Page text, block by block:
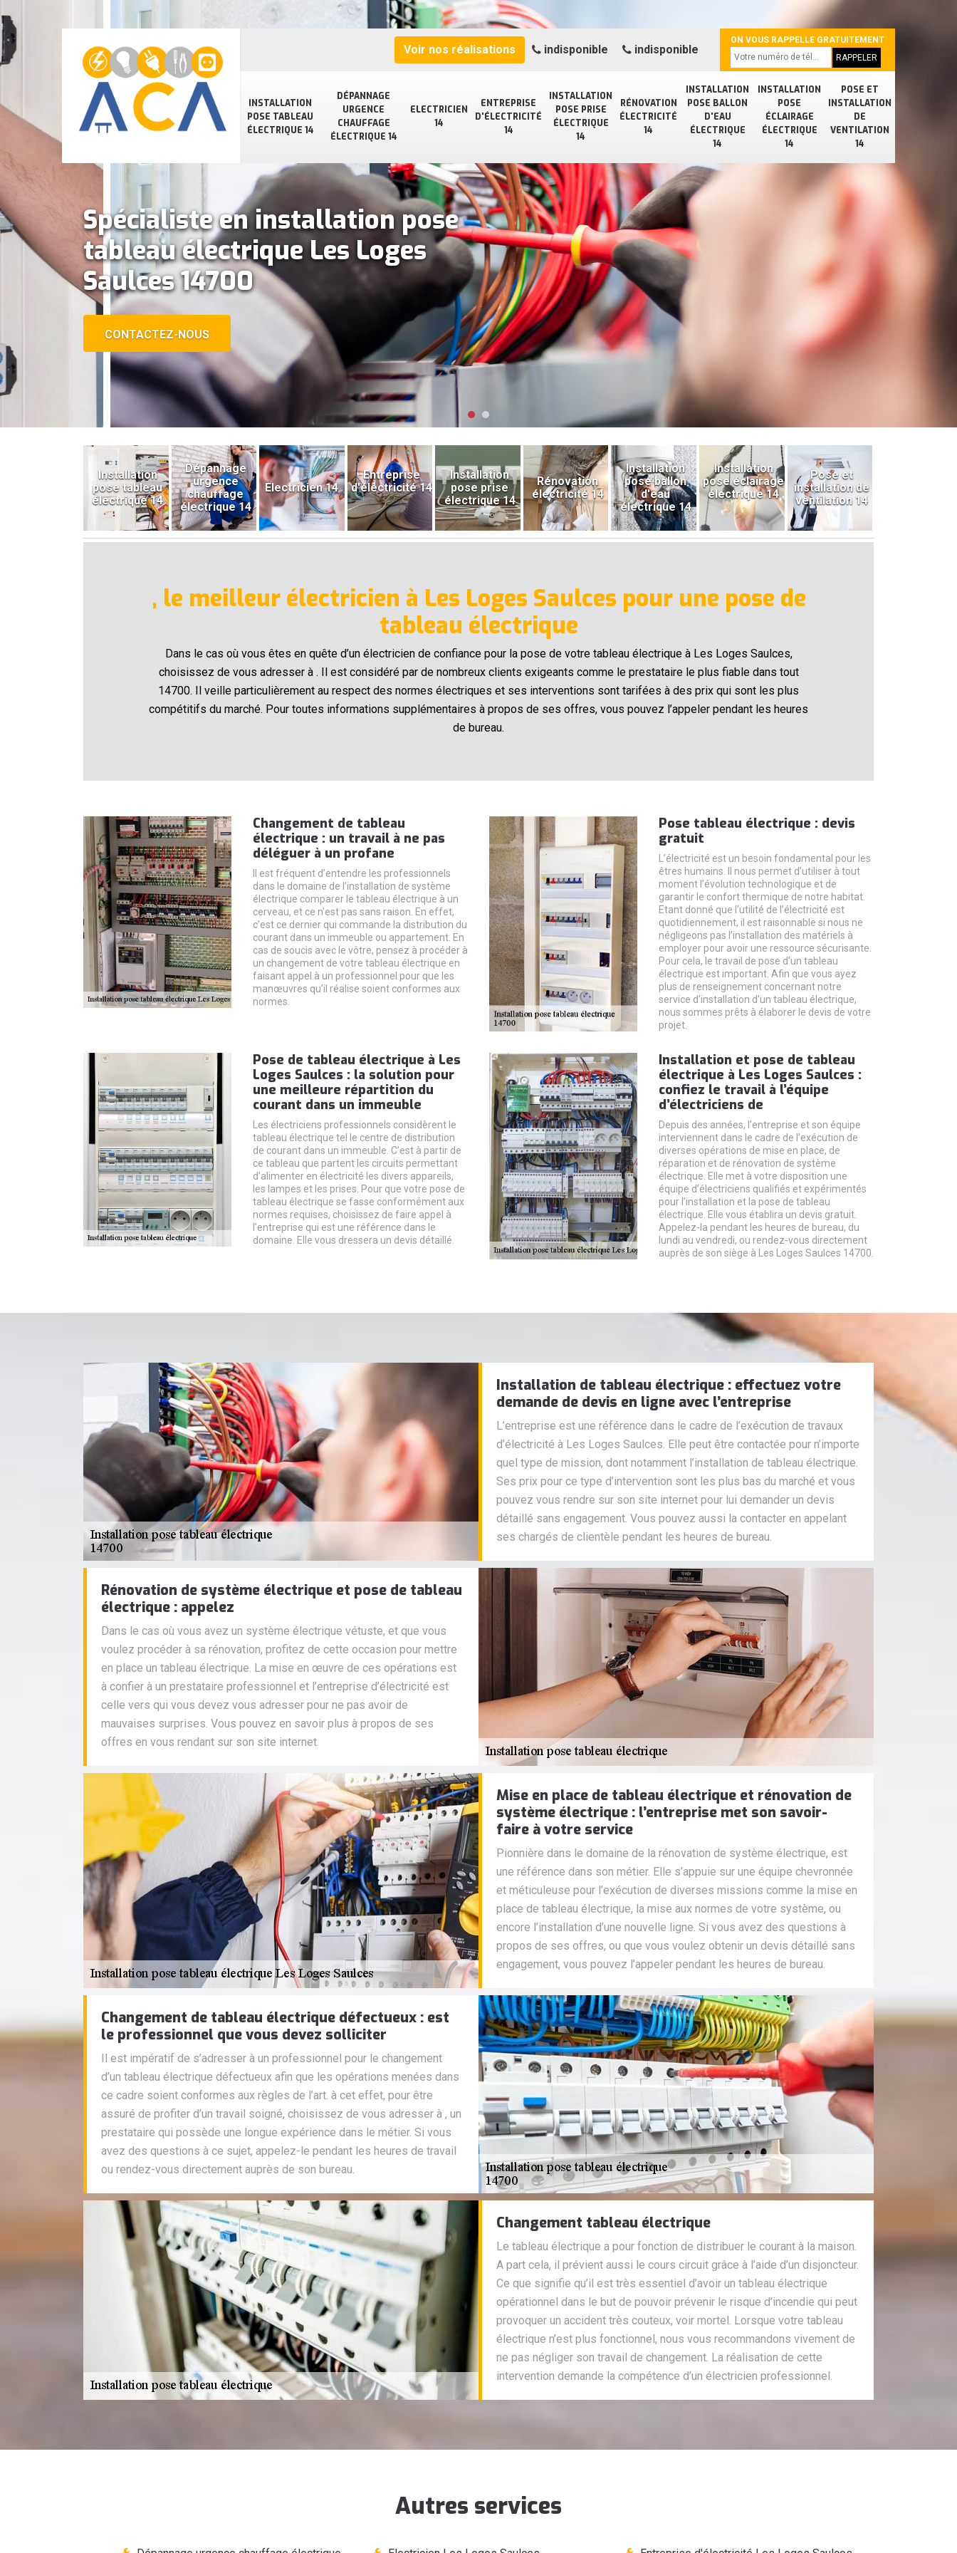
INSTALLATION
POSE TABLEAU
ÉLECTRIQUE 14
DÉPANNAGE
URGENCE
CHAUFFAGE
ÉLECTRIQUE 14
ELECTRICIEN
14
ENTREPRISE
D'ÉLECTRICITÉ
14
INSTALLATION
POSE PRISE
ÉLECTRIQUE
14
RÉNOVATION
ÉLECTRICITÉ
14
INSTALLATION
POSE BALLON
D'EAU
ÉLECTRIQUE
14
INSTALLATION
POSE
ÉCLAIRAGE
ÉLECTRIQUE
14
POSE ET
INSTALLATION
DE
VENTILATION
14
Voir nos réalisations indisponible indisponible
ON VOUS RAPPELLE GRATUITEMENT
Spécialiste en installation pose
tableau électrique Les Loges
Saulces 14700
CONTACTEZ-NOUS
Installation
pose tableau
électrique 14
Dépannage
urgence
chauffage
électrique 14
Electricien 14
Entreprise
d'électricité 14
Installation
pose prise
électrique 14
Rénovation
électricité 14
Installation
pose ballon
d'eau
électrique 14
Installation
pose éclairage
électrique 14
Pose et
installation de
ventilation 14
, le meilleur électricien à Les Loges Saulces pour une pose de
tableau électrique
Dans le cas où vous êtes en quête d’un électricien de confiance pour la pose de votre tableau électrique à Les Loges Saulces,
choisissez de vous adresser à . Il est considéré par de nombreux clients exigeants comme le prestataire le plus fiable dans tout
14700. Il veille particulièrement au respect des normes électriques et ses interventions sont tarifées à des prix qui sont les plus
compétitifs du marché. Pour toutes informations supplémentaires à propos de ses offres, vous pouvez l’appeler pendant les heures
de bureau.
Changement de tableau
électrique : un travail à ne pas
déléguer à un profane
Il est fréquent d’entendre les professionnels
dans le domaine de l’installation de système
électrique comparer le tableau électrique à un
cerveau, et ce n'est pas sans raison. En effet,
c’est ce dernier qui commande la distribution du
courant dans un immeuble ou appartement. En
cas de soucis avec le vôtre, pensez à procéder à
un changement de votre tableau électrique en
faisant appel à un professionnel pour que les
manœuvres qu’il réalise soient conformes aux
normes.
Pose tableau électrique : devis
gratuit
L’électricité est un besoin fondamental pour les
êtres humains. Il nous permet d’utiliser à tout
moment l’évolution technologique et de
garantir le confort thermique de notre habitat.
Etant donné que l’utilité de l’électricité est
quotidiennement, il est raisonnable si nous ne
négligeons pas l’installation des matériels à
employer pour avoir une ressource sécurisante.
Pour cela, le travail de pose d’un tableau
électrique est important. Afin que vous ayez
plus de renseignement concernant notre
service d’installation d’un tableau électrique,
nous sommes prêts à élaborer le devis de votre
projet.
Pose de tableau électrique à Les
Loges Saulces : la solution pour
une meilleure répartition du
courant dans un immeuble
Les électriciens professionnels considèrent le
tableau électrique tel le centre de distribution
de courant dans un immeuble. C’est à partir de
ce tableau que partent les circuits permettant
d’alimenter en électricité les divers appareils,
les lampes et les prises. Pour que votre pose de
tableau électrique se fasse conformément aux
normes requises, choisissez de faire appel à
l’entreprise qui est une référence dans le
domaine. Elle vous dressera un devis détaillé.
Installation et pose de tableau
électrique à Les Loges Saulces :
confiez le travail à l’équipe
d’électriciens de
Depuis des années, l’entreprise et son équipe
interviennent dans le cadre de l’exécution de
diverses opérations de mise en place, de
réparation et de rénovation de système
électrique. Elle met à votre disposition une
équipe d’électriciens qualifiés et expérimentés
pour l’installation et la pose de tableau
électrique. Elle vous établira un devis gratuit.
Appelez-la pendant les heures de bureau, du
lundi au vendredi, ou rendez-vous directement
auprès de son siège à Les Loges Saulces 14700.
Installation de tableau électrique : effectuez votre
demande de devis en ligne avec l’entreprise
L’entreprise est une référence dans le cadre de l’exécution de travaux
d’électricité à Les Loges Saulces. Elle peut être contactée pour n’importe
quel type de mission, dont notamment l’installation de tableau électrique.
Ses prix pour ce type d’intervention sont les plus bas du marché et vous
pouvez vous rendre sur son site internet pour lui demander un devis
détaillé sans engagement. Vous pouvez aussi la contacter en appelant
ses chargés de clientèle pendant les heures de bureau.
Rénovation de système électrique et pose de tableau
électrique : appelez
Dans le cas où vous avez un système électrique vétuste, et que vous
voulez procéder à sa rénovation, profitez de cette occasion pour mettre
en place un tableau électrique. La mise en œuvre de ces opérations est
à confier à un prestataire professionnel et l’entreprise d’électricité est
celle vers qui vous devez vous adresser pour ne pas avoir de
mauvaises surprises. Vous pouvez en savoir plus à propos de ses
offres en vous rendant sur son site internet.
Mise en place de tableau électrique et rénovation de
système électrique : l’entreprise met son savoir-
faire à votre service
Pionnière dans le domaine de la rénovation de système électrique, est
une référence dans son métier. Elle s’appuie sur une équipe chevronnée
et méticuleuse pour l’exécution de diverses missions comme la mise en
place de tableau électrique, la mise aux normes de votre système, ou
encore l’installation d’une nouvelle ligne. Si vous avez des questions à
propos de ses offres, ou que vous voulez obtenir un devis détaillé sans
engagement, vous pouvez l’appeler pendant les heures de bureau.
Changement de tableau électrique défectueux : est
le professionnel que vous devez solliciter
Il est impératif de s’adresser à un professionnel pour le changement
d’un tableau électrique défectueux afin que les opérations menées dans
ce cadre soient conformes aux règles de l’art. à cet effet, pour être
assuré de profiter d’un travail soigné, choisissez de vous adresser à , un
prestataire qui possède une longue expérience dans le métier. Si vous
avez des questions à ce sujet, appelez-le pendant les heures de travail
ou rendez-vous directement auprès de son bureau.
Changement tableau électrique
Le tableau électrique a pour fonction de distribuer le courant à la maison.
A part cela, il prévient aussi le cours circuit grâce à l’aide d’un disjoncteur.
Ce que signifie qu’il est très essentiel d’avoir un tableau électrique
opérationnel dans le but de pouvoir prévenir le risque d’incendie qui peut
provoquer un accident très couteux, voir mortel. Lorsque votre tableau
électrique n’est plus fonctionnel, nous vous recommandons vivement de
ne pas négliger son travail de changement. La réalisation de cette
intervention demande la compétence d’un électricien professionnel.
Autres services